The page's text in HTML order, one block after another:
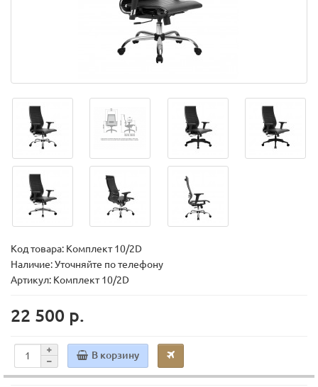
Код товара: Комплект 10/2D
Наличие: Уточняйте по телефону
Артикул: Комплект 10/2D
22 500 р.
В корзину